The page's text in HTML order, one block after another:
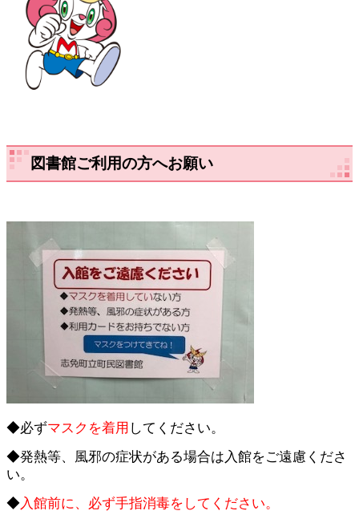
図書館ご利用の方へお願い
◆必ずマスクを着用 してください。
◆発熱等、風邪の症状がある場合は入館をご遠慮くださ
い。
◆入館前に、必ず手指消毒をしてください。